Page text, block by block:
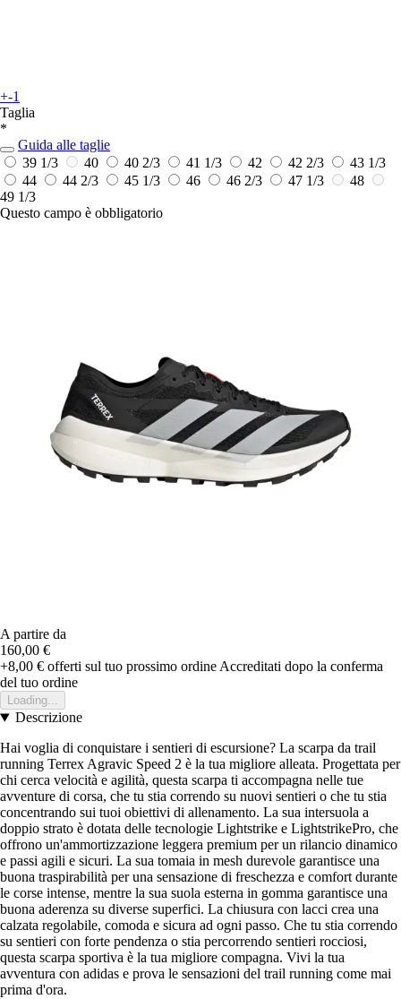
+-1
Taglia
*
Guida alle taglie
39 1/3
40 40 2/3 41 1/3 42 42 2/3
43 1/3
44
44 2/3 45 1/3 46 46 2/3 47 1/3
48
49 1/3
Questo campo è obbligatorio
A partire da
160,00 €
+8,00 € offerti sul tuo prossimo ordineAccreditati dopo la conferma
del tuo ordine
Loading...
Descrizione
Hai voglia di conquistare i sentieri di escursione? La scarpa da trail
running Terrex Agravic Speed 2 è la tua migliore alleata. Progettata per
chi cerca velocità e agilità, questa scarpa ti accompagna nelle tue
avventure di corsa, che tu stia correndo su nuovi sentieri o che tu stia
concentrando sui tuoi obiettivi di allenamento. La sua intersuola a
doppio strato è dotata delle tecnologie Lightstrike e LightstrikePro, che
offrono un'ammortizzazione leggera premium per un rilancio dinamico
e passi agili e sicuri. La sua tomaia in mesh durevole garantisce una
buona traspirabilità per una sensazione di freschezza e comfort durante
le corse intense, mentre la sua suola esterna in gomma garantisce una
buona aderenza su diverse superfici. La chiusura con lacci crea una
calzata regolabile, comoda e sicura ad ogni passo. Che tu stia correndo
su sentieri con forte pendenza o stia percorrendo sentieri rocciosi,
questa scarpa sportiva è la tua migliore compagna. Vivi la tua
avventura con adidas e prova le sensazioni del trail running come mai
prima d'ora.